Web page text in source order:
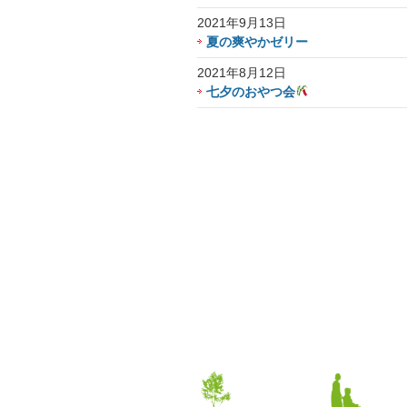
2021年9月13日
夏の爽やかゼリー
2021年8月12日
七夕のおやつ会